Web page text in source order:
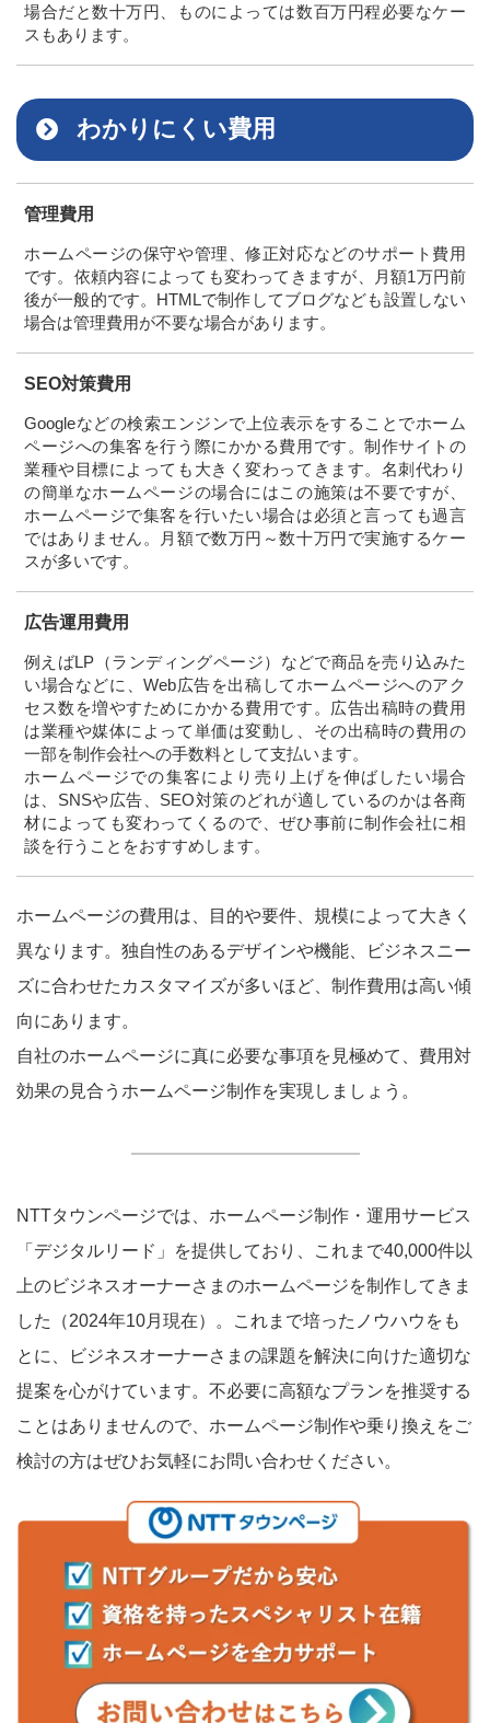
場合だと数十万円、ものによっては数百万円程必要なケー
スもあります。
わかりにくい費用
管理費用
ホームページの保守や管理、修正対応などのサポート費用
です。依頼内容によっても変わってきますが、月額1万円前
後が一般的です。HTMLで制作してブログなども設置しない
場合は管理費用が不要な場合があります。
SEO対策費用
Googleなどの検索エンジンで上位表示をすることでホーム
ページへの集客を行う際にかかる費用です。制作サイトの
業種や目標によっても大きく変わってきます。名刺代わり
の簡単なホームページの場合にはこの施策は不要ですが、
ホームページで集客を行いたい場合は必須と言っても過言
ではありません。月額で数万円～数十万円で実施するケー
スが多いです。
広告運用費用
例えばLP（ランディングページ）などで商品を売り込みた
い場合などに、Web広告を出稿してホームページへのアク
セス数を増やすためにかかる費用です。広告出稿時の費用
は業種や媒体によって単価は変動し、その出稿時の費用の
一部を制作会社への手数料として支払います。
ホームページでの集客により売り上げを伸ばしたい場合
は、SNSや広告、SEO対策のどれが適しているのかは各商
材によっても変わってくるので、ぜひ事前に制作会社に相
談を行うことをおすすめします。
ホームページの費用は、目的や要件、規模によって大きく
異なります。独自性のあるデザインや機能、ビジネスニー
ズに合わせたカスタマイズが多いほど、制作費用は高い傾
向にあります。
自社のホームページに真に必要な事項を見極めて、費用対
効果の見合うホームページ制作を実現しましょう。
NTTタウンページでは、ホームページ制作・運用サービス
「デジタルリード」を提供しており、これまで40,000件以
上のビジネスオーナーさまのホームページを制作してきま
した（2024年10月現在）。これまで培ったノウハウをも
とに、ビジネスオーナーさまの課題を解決に向けた適切な
提案を心がけています。不必要に高額なプランを推奨する
ことはありませんので、ホームページ制作や乗り換えをご
検討の方はぜひお気軽にお問い合わせください。